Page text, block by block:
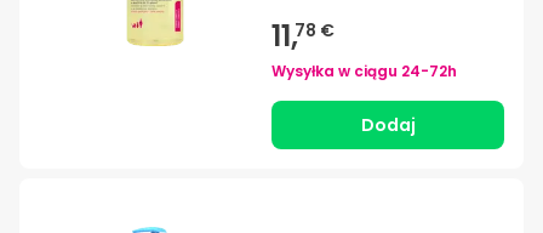
11,78 €
Wysyłka w ciągu 24-72h
Dodaj